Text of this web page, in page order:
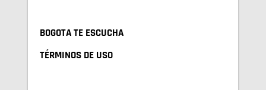
BOGOTA TE ESCUCHA
TÉRMINOS DE USO